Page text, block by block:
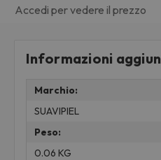
Accedi per vedere il prezzo
Informazioni
Marchio:
SUAVIPIEL
Peso:
0.06 KG